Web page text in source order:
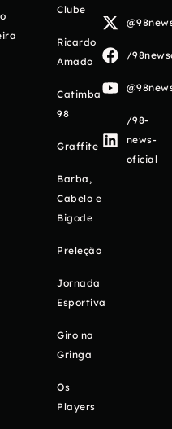
Clube
Ricardo
Amado
Catimba
98
Graffite
Barba,
Cabelo e
Bigode
Preleção
Jornada
Esportiva
Giro na
Gringa
Os
Players
/
/98-
news-
oficial